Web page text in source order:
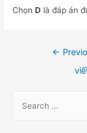
ChọnD là đáp án
←